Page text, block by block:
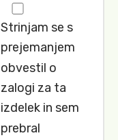
Strinjam se s
prejemanjem
obvestil o
zalogi za ta
izdelek in sem
prebral